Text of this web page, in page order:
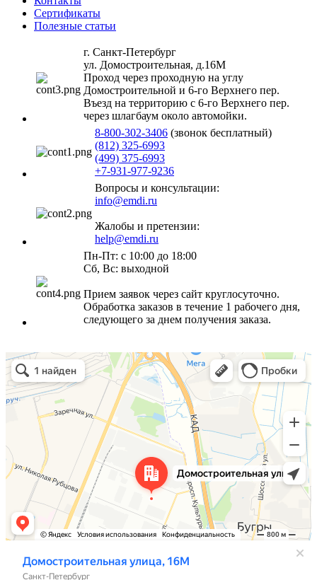
Сертификаты
Полезные статьи
г. Санкт-Петербург
ул. Домостроительная, д.16М
Проход через проходную на углу
Домостроительной и 6-го Верхнего пер.
Въезд на территорию с 6-го Верхнего пер.
через шлагбаум около автомойки.
8-800-302-3406 (звонок бесплатный)
(812) 325-6993
(499) 375-6993
+7-931-977-9236
Вопросы и консультации:
info@emdi.ru
Жалобы и претензии:
help@emdi.ru
Пн-Пт: с 10:00 до 18:00
Сб, Вс: выходной
Прием заявок через сайт круглосуточно.
Обработка заказов в течение 1 рабочего дня,
следующего за днем получения заказа.